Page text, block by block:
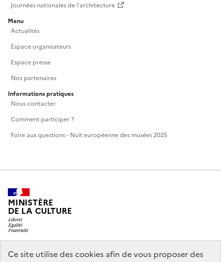
Ce site utilise des cookies afin de vous proposer des
Journées nationales de l'architecture
Menu
Actualités
Espace organisateurs
Espace presse
Nos partenaires
Informations pratiques
Nous contacter
Comment participer ?
Foire aux questions - Nuit européenne des musées 2025
MINISTÈRE
DE LA CULTURE